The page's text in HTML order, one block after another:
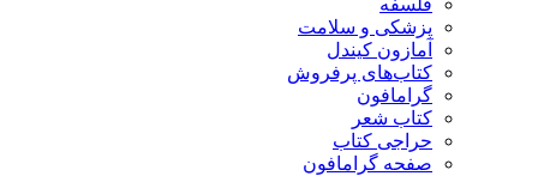
فلسفه
پزشکی و سلامت
آمازون کیندل
کتاب‌های پرفروش
گرامافون
کتاب شعر
حراجی کتاب
صفحه گرامافون